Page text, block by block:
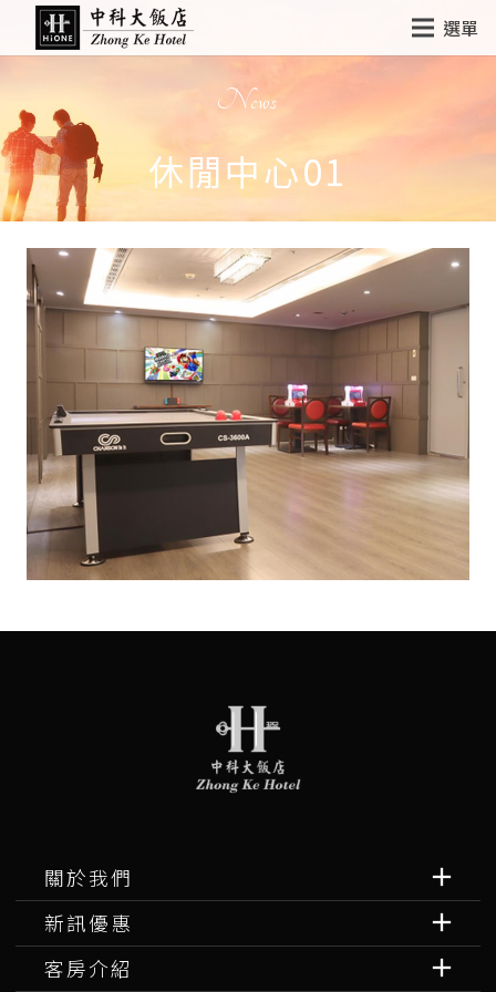
選單
News
休閒中心01
關於我們
新訊優惠
客房介紹